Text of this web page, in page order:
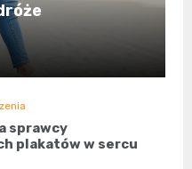
sprawcy
plakatów w sercu